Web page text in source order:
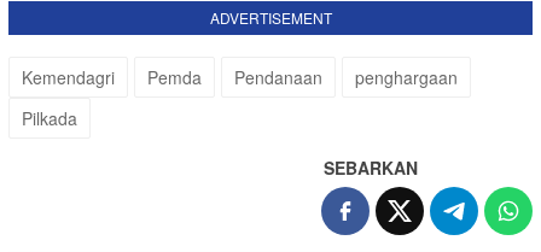
ADVERTISEMENT
Kemendagri Pemda Pendanaan
penghargaan
Pilkada
SEBARKAN